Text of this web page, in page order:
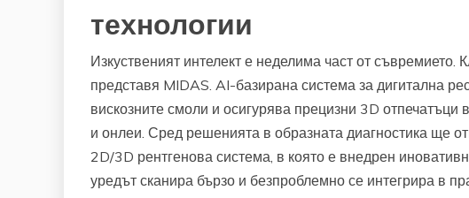
технологии
Изкуственият интелект е неделима част от
представя MIDAS. AI-базирана система за дигитална
вискозните смоли и осигурява прецизни 3D
и онлеи. Сред решенията в образната диагностика ще
2D/3D рентгенова система, в която е внедрен
уредът сканира бързо и безпроблемно се интегрира в